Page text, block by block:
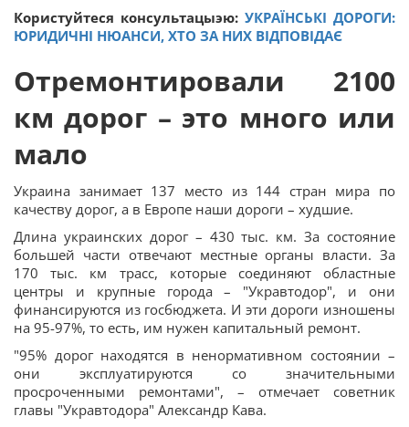
Користуйтеся консультацыэю: УКРАЇНСЬКІ ДОРОГИ:
ЮРИДИЧНІ НЮАНСИ, ХТО ЗА НИХ ВІДПОВІДАЄ
Отремонтировали 2100
км дорог – это много или
мало
Украина занимает 137 место из 144 стран мира по
качеству дорог, а в Европе наши дороги – худшие.
Длина украинских дорог – 430 тыс. км. За состояние
большей части отвечают местные органы власти. За
170 тыс. км трасс, которые соединяют областные
центры и крупные города – "Укравтодор", и они
финансируются из госбюджета. И эти дороги изношены
на 95-97%, то есть, им нужен капитальный ремонт.
"95% дорог находятся в ненормативном состоянии –
они эксплуатируются со значительными
просроченными ремонтами", – отмечает советник
главы "Укравтодора" Александр Кава.